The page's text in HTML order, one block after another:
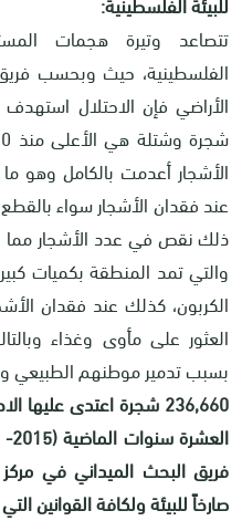
تتصاعد وتيرة هجمات
الفلسطينية، حيث وبحسب
الأشجار أعدمت بالكامل وهو ما
عند فقدان الأشجار سواء
ذلك نقص في عدد الأشجار مما
والتي تمد المنطقة بكميات
الكربون، كذلك عند فقدان
العثور على مأوى وغذاء
بسبب تدمير موطنهم الطبيعي
236,660 شجرة اعتدى
فريق البحث الميداني في مركز
صارخاً للبيئة ولكافة القوانين